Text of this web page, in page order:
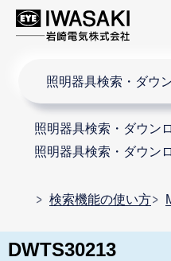
照明器具検索・ダウ
照明器具検索・ダウン
照明器具検索・ダウン
検索機能の使い方
DWTS30213